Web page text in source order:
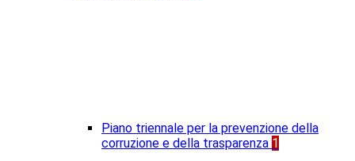
Piano triennale per la prevenzione della
corruzione e della trasparenza 1